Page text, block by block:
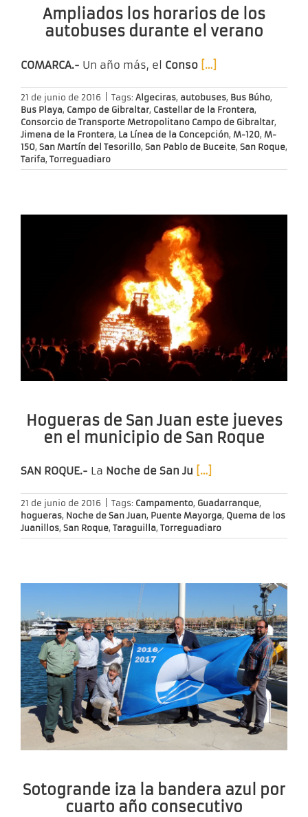
Ampliados los horarios de los
autobuses durante el verano
COMARCA.- Un año más, el Conso […]
21 de junio de 2016 Tags: Algeciras, autobuses, Bus Búho,
Bus Playa, Campo de Gibraltar, Castellar de la Frontera,
Consorcio de Transporte Metropolitano Campo de Gibraltar,
Jimena de la Frontera, La Línea de la Concepción, M-120, M-
150, San Martín del Tesorillo, San Pablo de Buceite, San Roque,
Tarifa, Torreguadiaro
Hogueras de San Juan este jueves
en el municipio de San Roque
SAN ROQUE.- La Noche de San Ju […]
21 de junio de 2016 Tags: Campamento, Guadarranque,
hogueras, Noche de San Juan, Puente Mayorga, Quema de los
Juanillos, San Roque, Taraguilla, Torreguadiaro
Sotogrande iza la bandera azul por
cuarto año consecutivo